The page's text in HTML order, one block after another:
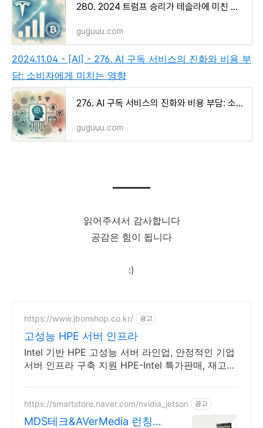
280. 2024 트럼프 승리가 테슬라에 미친 영향: 머스크와 전기차 시장의 새로운 기회
guguuu.com
2024.11.04 - [AI] - 276. AI 구독 서비스의 진화와 비용 부
담: 소비자에게 미치는 영향
276. AI 구독 서비스의 진화와 비용 부담: 소비자에게 미치는 영향
guguuu.com
읽어주셔서 감사합니다
공감은 힘이 됩니다
:)
https://www.jbonshop.co.kr/ 광고
고성능 HPE 서버 인프라
Intel 기반 HPE 고성능 서버 라인업, 안정적인 기업
서버 인프라 구축 지원 HPE-Intel 특가판매, 재고보
https://smartstore.naver.com/nvidia_jetson 광고
MDS테크&AVerMedia 런칭기